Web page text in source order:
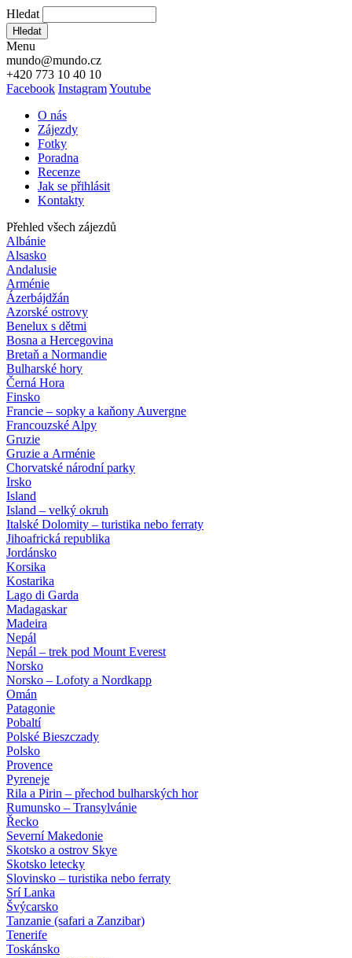
Hledat
Hledat
Menu
mundo@mundo.cz
+420 773 10 40 10
Facebook InstagramYoutube
O nás
Zájezdy
Fotky
Poradna
Recenze
Jak se přihlásit
Kontakty
Přehled všech zájezdů
Albánie
Alsasko
Andalusie
Arménie
Ázerbájdžán
Azorské ostrovy
Benelux s dětmi
Bosna a Hercegovina
Bretaň a Normandie
Bulharské hory
Černá Hora
Finsko
Francie – sopky a kaňony Auvergne
Francouzské Alpy
Gruzie
Gruzie a Arménie
Chorvatské národní parky
Irsko
Island
Island – velký okruh
Italské Dolomity – turistika nebo ferraty
Jihoafrická republika
Jordánsko
Korsika
Kostarika
Lago di Garda
Madagaskar
Madeira
Nepál
Nepál – trek pod Mount Everest
Norsko
Norsko – Lofoty a Nordkapp
Omán
Patagonie
Pobaltí
Polské Bieszczady
Polsko
Provence
Pyreneje
Rila a Pirin – přechod bulharských hor
Rumunsko – Transylvánie
Řecko
Severní Makedonie
Skotsko a ostrov Skye
Skotsko letecky
Slovinsko – turistika nebo ferraty
Srí Lanka
Švýcarsko
Tanzanie (safari a Zanzibar)
Tenerife
Toskánsko